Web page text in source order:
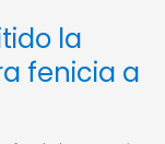
la
fenicia a